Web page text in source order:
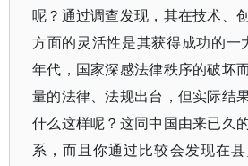
呢？通过调查发现，其在技术、
方面的灵活性是其获得成功的
年代，国家深感法律秩序的破坏
量的法律、法规出台，但实际结
什么这样呢？这同中国由来已久
系，而且你通过比较会发现在